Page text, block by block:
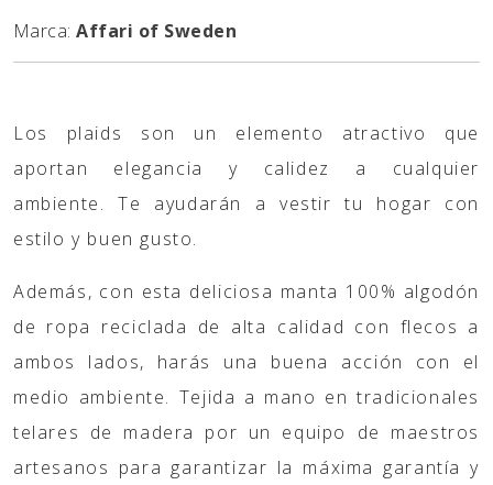
Marca:Affari of Sweden
Los plaids son un elemento atractivo que
aportan elegancia y calidez a cualquier
ambiente. Te ayudarán a vestir tu hogar con
estilo y buen gusto.
Además, con esta deliciosa manta 100% algodón
de ropa reciclada de alta calidad con flecos a
ambos lados, harás una buena acción con el
medio ambiente. Tejida a mano en tradicionales
telares de madera por un equipo de maestros
artesanos para garantizar la máxima garantía y